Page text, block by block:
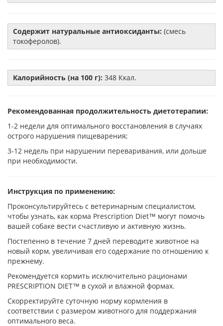
Содержит натуральные антиоксиданты: (смесь
токоферолов).
Калорийность (на 100 г): 348 Ккал.
Рекомендованная продолжительность диетотерапии:
1-2 недели для оптимального восстановления в случаях
острого нарушения пищеварения;
3-12 недель при нарушении переваривания, или дольше
при необходимости.
Инструкция по применению:
Проконсультируйтесь с ветеринарным специалистом,
чтобы узнать, как корма Prescription Diet™ могут помочь
вашей собаке вести счастливую и активную жизнь.
Постепенно в течение 7 дней переводите животное на
новый корм, увеличивая его содержание по отношению к
прежнему.
Рекомендуется кормить исключительно рационами
PRESCRIPTION DIET™ в сухой и влажной формах.
Скорректируйте суточную норму кормления в
соответствии с размером животного для поддержания
оптимального веса.